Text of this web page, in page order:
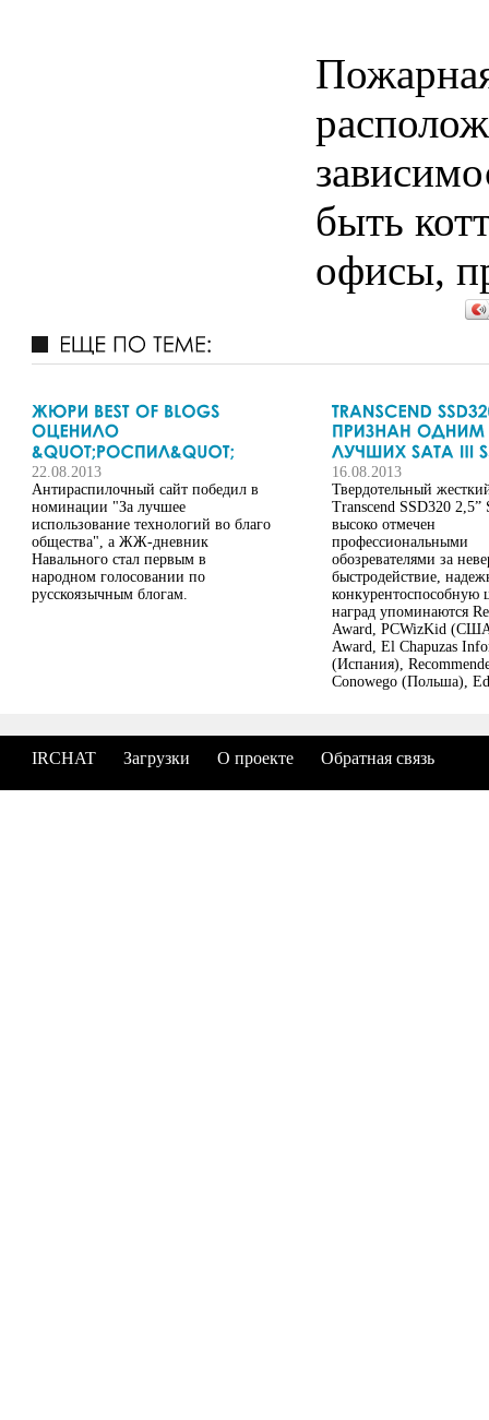
быть
офисы,
22.08.2013
Антираспилочный сайт победил в
номинации "За лучшее
использование технологий во благо
общества", а ЖЖ-дневник
Навального стал первым в
народном голосовании по
русскоязычным блогам.
16.08.2013
Твердотельный
Transcend SSD320
высоко отмечен
профессиональными
обозревателями за
быстродействие,
конкурентоспособную
наград упоминаются
Award, PCWizKid
Award, El Chapuzas
(Испания),
Conowego (Польша),
SSD320 SATA III SSD
для...
IRCHAT Загрузки О проекте Обратная связь